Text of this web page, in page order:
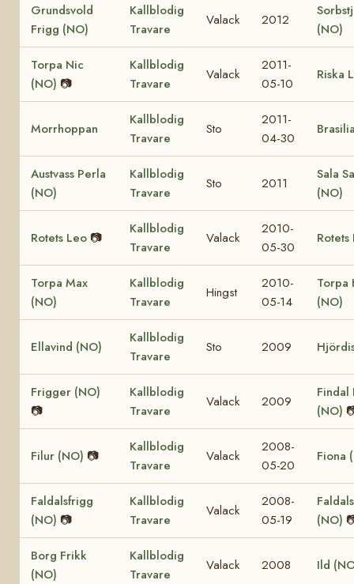
Grundsvold
Frigg (NO)
Kallblodig
Travare
Valack 2012
(NO)
Torpa Nic
(NO) 📷
Kallblodig
Travare
Valack
2011-
05-10
Riska
Morrhoppan
Kallblodig
Travare
Sto
2011-
04-30
Austvass Perla
(NO)
Kallblodig
Travare
Sto 2011
Sala
(NO)
Rotets Leo 📷
Kallblodig
Travare
Valack
2010-
05-30
Torpa Max
(NO)
Kallblodig
Travare
Hingst
2010-
05-14
Torpa
(NO)
Ellavind (NO)
Kallblodig
Travare
Sto 2009
Frigger (NO)
📷
Kallblodig
Travare
Valack 2009
Findal
(NO)
Filur (NO) 📷
Kallblodig
Travare
Valack
2008-
05-20
Fiona
Faldalsfrigg
(NO) 📷
Kallblodig
Travare
Valack
2008-
05-19
(NO)
Borg Frikk
(NO)
Kallblodig
Travare
Valack 2008 Ild